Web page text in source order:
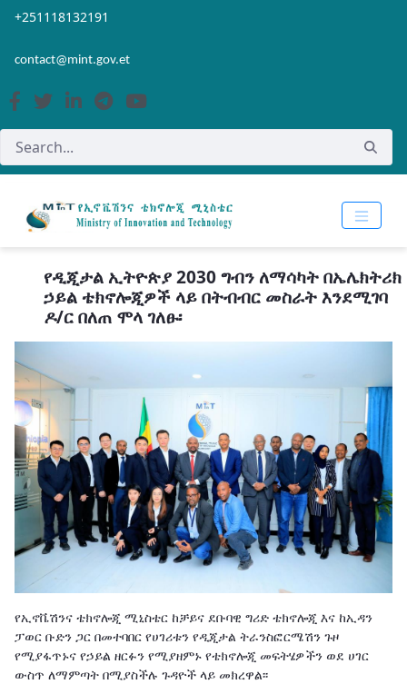
Skip to Main Content
Open Accessibility Menu
+251118132191
contact@mint.gov.et
የዲጂታል ኢትዮጵያ 2030 ግብን ለማሳካት በኤሌክትሪክ
ኃይል ቴክኖሎጂዎች ላይ በትብብር መስራት እንደሚገባ
ዶ/ር በለጠ ሞላ ገለፁ፡
የኢኖቬሽንና ቴክኖሎጂ ሚኒስቴር ከቻይና ደቡባዊ ግሪድ ቴክኖሎጂ እና ከኢዳን
ፓወር ቡድን ጋር በመተባበር የሀገሪቱን የዲጂታል ትራንስፎርሜሽን ጉዞ
የሚያፋጥኑና የኃይል ዘርፉን የሚያዘምኑ የቴክኖሎጂ መፍትሄዎችን ወደ ሀገር
ውስጥ ለማምጣት በሚያስችሉ ጉዳዮች ላይ መክረዋል፡፡